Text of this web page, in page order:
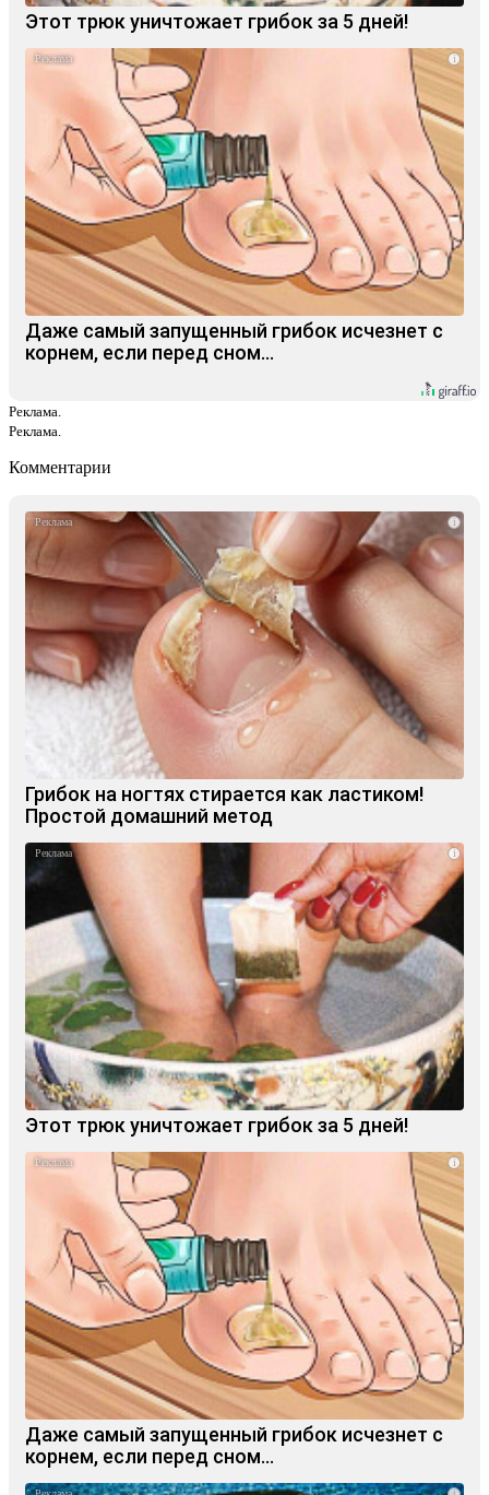
Этот трюк уничтожает грибок за 5 дней!
i
Даже самый запущенный грибок исчезнет с
корнем, если перед сном…
Реклама.
Реклама.
Комментарии
i
Грибок на ногтях стирается как ластиком!
Простой домашний метод
i
Этот трюк уничтожает грибок за 5 дней!
i
Даже самый запущенный грибок исчезнет с
корнем, если перед сном…